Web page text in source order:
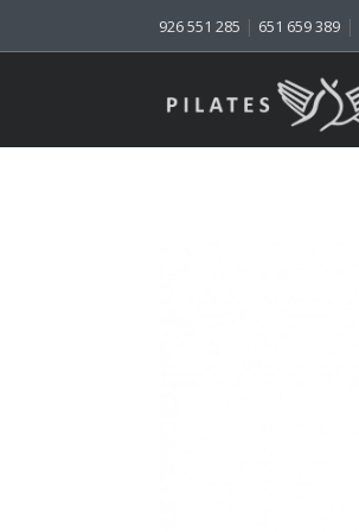
926 551 285 | 651 659 389 |